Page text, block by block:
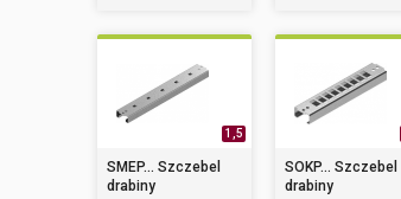
1,5
SMEP... Szczebel
drabiny
SOKP... Szczebel
drabiny